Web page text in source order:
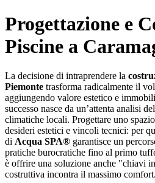
Progettazione e
Piscine a
La decisione di intraprendere la
Piemonte trasforma radicalmente il
aggiungendo valore estetico e
successo nasce da un’attenta analisi
climatiche locali. Progettare uno
desideri estetici e vincoli tecnici: per
di Acqua SPA® garantisce un
pratiche burocratiche fino al primo
è offrire una soluzione anche "chiavi
costruttiva incontra il massimo comfort.